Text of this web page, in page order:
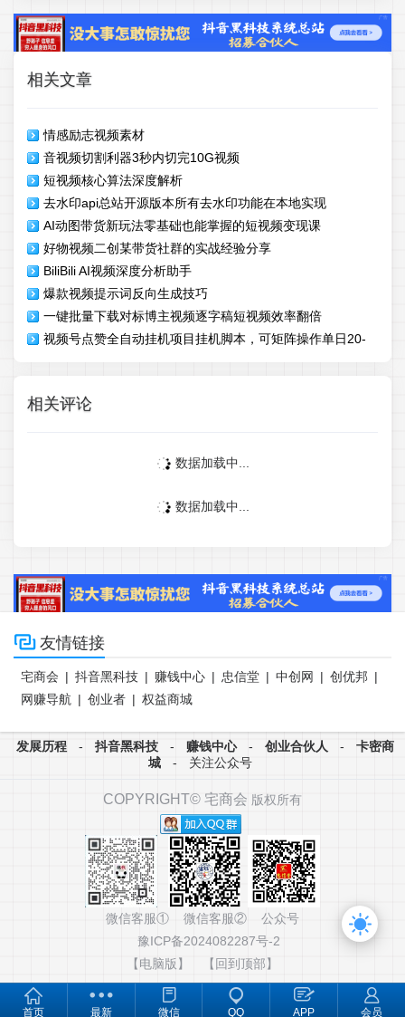
相关文章
情感励志视频素材
音视频切割利器3秒内切完10G视频
短视频核心算法深度解析
去水印api总站开源版本所有去水印功能在本地实现
AI动图带货新玩法零基础也能掌握的短视频变现课
好物视频二创某带货社群的实战经验分享
BiliBili AI视频深度分析助手
爆款视频提示词反向生成技巧
一键批量下载对标博主视频逐字稿短视频效率翻倍
视频号点赞全自动挂机项目挂机脚本，可矩阵操作单日20-
50+
相关评论
数据加载中...
数据加载中...
 友情链接
宅商会 | 抖音黑科技 | 赚钱中心 | 忠信堂 | 中创网 | 创优邦 |
网赚导航 | 创业者 | 权益商城
发展历程 - 抖音黑科技 - 赚钱中心 - 创业合伙人 -
卡密商
城
- 关注公众号
COPYRIGHT© 宅商会 版权所有
微信客服① 微信客服② 公众号
豫ICP备2024082287号-2
【电脑版】
【回到顶部】
首页 最新 微信 QQ APP 会员